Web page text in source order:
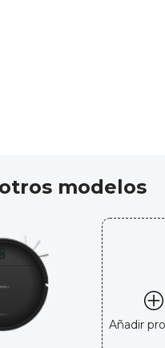
en cada pasada.
modelos
Añadir